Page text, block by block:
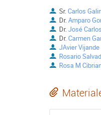
Sr.Carlos
Dr.Amparo
Dr.José
Dr.Carmen
JAvier Vijande
Rosario
Rosa M